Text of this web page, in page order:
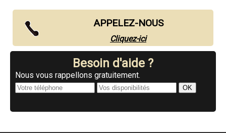
APPELEZ-NOUS
Cliquez-ici
Besoin d'aide ?
Nous vous rappellons gratuitement.